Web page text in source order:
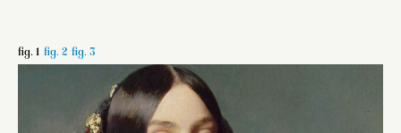
fig. 1 fig. 2 fig. 3